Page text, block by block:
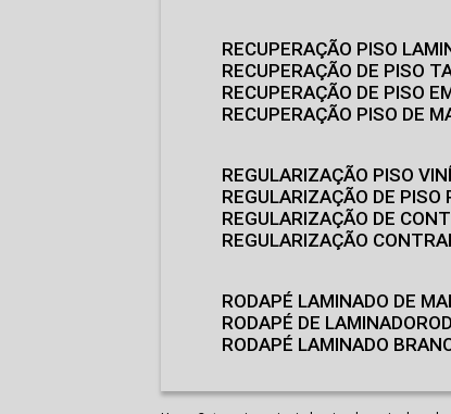
RECUPERAÇÃO PISO
RECUPERAÇÃO DE PISO
RECUPERAÇÃO DE PISO
RECUPERAÇÃO PISO DE
REGULARIZAÇÃO PISO
REGULARIZAÇÃO DE PISO
REGULARIZAÇÃO DE
REGULARIZAÇÃO
RODAPÉ LAMINADO DE
RODAPÉ DE LAMINADO
RODAPÉ LAMINADO